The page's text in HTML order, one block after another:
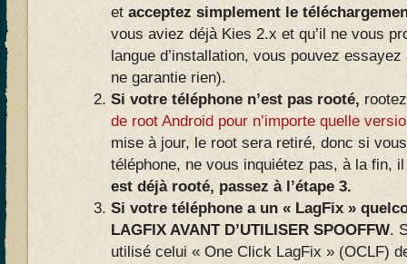
et acceptez simplement le
vous aviez déjà Kies 2.x et qu’il ne vous
langue d’installation, vous pouvez
ne garantie rien).
Si votre téléphone n’est pas rooté,
de root Android pour n’importe quelle
mise à jour, le root sera retiré, donc si
téléphone, ne vous inquiétez pas, à la fin,
est déjà rooté, passez à l’étape 3.
Si votre téléphone a un « LagFix »
LAGFIX AVANT D’UTILISER SPOOFFW.
utilisé celui « One Click LagFix » (OCLF)